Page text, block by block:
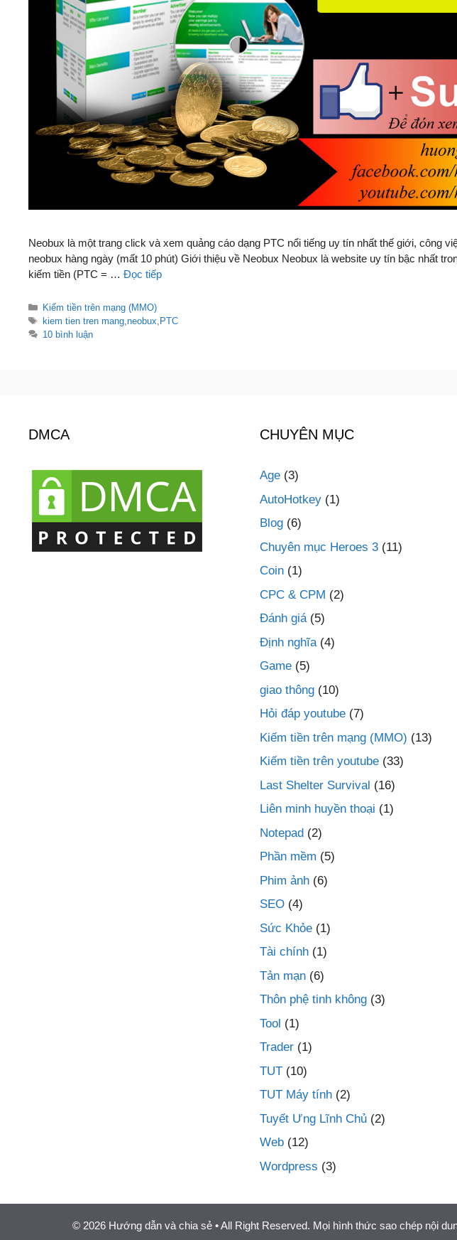
Neobux là một trang click và xem quảng cáo dạng PTC nổi tiếng uy tín nhất thế giới, công
neobux hàng ngày (mất 10 phút) Giới thiệu về Neobux Neobux là website uy tín bậc nhất
kiếm tiền (PTC = … Đọc tiếp
Danh
mục
Kiếm tiền trên mạng (MMO)
Thẻ
kiem tien tren mang ,neobux PTC
10 bình luận
DMCA CHUYÊN MỤC
Age (3)
AutoHotkey (1)
Blog (6)
Chuyên mục Heroes 3 (11)
Coin (1)
CPC & CPM (2)
Đánh giá(5)
Định nghĩa (4)
Game (5)
giao thông (10)
Hỏi đáp youtube (7)
Kiếm tiền trên mạng (MMO) (13)
Kiếm tiền trên youtube (33)
Last Shelter Survival (16)
Liên minh huyền thoại (1)
Notepad (2)
Phần mềm (5)
Phim ảnh (6)
SEO (4)
Sức Khỏe (1)
Tài chính (1)
Tản mạn (6)
Thôn phệ tinh không (3)
Tool (1)
Trader (1)
TUT (10)
TUT Máy tính (2)
Tuyết Ưng Lĩnh Chủ (2)
Web (12)
Wordpress (3)
© 2026 Hướng dẫn và chia sẻ • All Right Reserved. Mọi hình thức sao chép nội